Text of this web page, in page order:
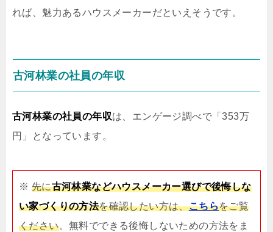
れば、魅力あるハウスメーカーだといえそうです。
古河林業の社員の年収
古河林業の社員の年収は、エンゲージ調べで「353万
円」となっています。
※ 先に古河林業などハウスメーカー選びで後悔しな
い家づくりの方法を確認したい方は、こちらをご覧
ください。無料でできる後悔しないための方法をま